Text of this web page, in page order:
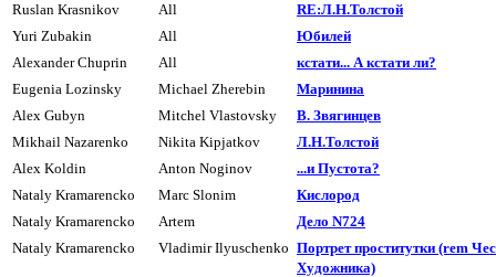
Ruslan Krasnikov
All
RE:Л.H.Толстой
Yuri Zubakin
All
Юбилей
Alexander Chuprin
All
кстати... А кстати ли?
Eugenia Lozinsky
Michael Zherebin
Маринина
Alex Gubyn
Mitchel Vlastovsky
В. Звягинцев
Mikhail Nazarenko
Nikita Kipjatkov
Л.H.Толстой
Alex Koldin
Anton Noginov
...и Пyстота?
Nataly Kramarencko
Marc Slonim
Кислород
Nataly Kramarencko
Artem
Дело N724
Nataly Kramarencko
Vladimir Ilyuschenko Поpтpет пpоститyтки (rem
Хyдожника)